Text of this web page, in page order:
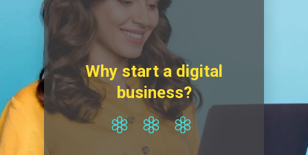
Why start a digital
business?